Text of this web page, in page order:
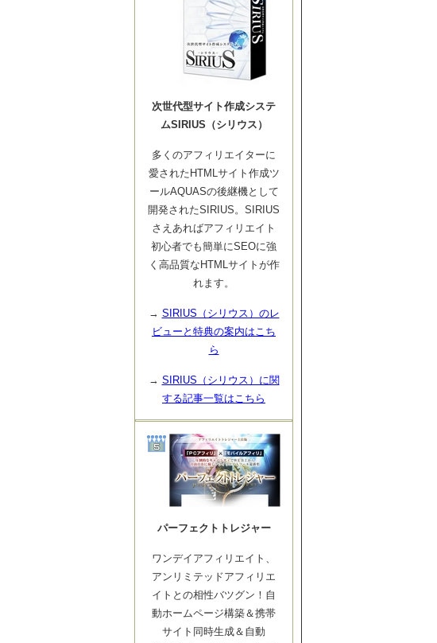
次世代型サイト作成システ
ムSIRIUS（シリウス）
多くのアフィリエイターに
愛されたHTMLサイト作成ツ
ールAQUASの後継機として
開発されたSIRIUS。SIRIUS
さえあればアフィリエイト
初心者でも簡単にSEOに強
く高品質なHTMLサイトが作
れます。
→ SIRIUS（シリウス）のレ
ビューと特典の案内はこち
ら
→ SIRIUS（シリウス）に関
する記事一覧はこちら
パーフェクトトレジャー
ワンデイアフィリエイト、
アンリミテッドアフィリエ
イトとの相性バツグン！自
動ホームページ構築＆携帯
サイト同時生成＆自動